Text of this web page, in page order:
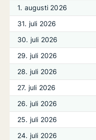
1. augusti 2026
31. juli 2026
30. juli 2026
29. juli 2026
28. juli 2026
27. juli 2026
26. juli 2026
25. juli 2026
24. juli 2026